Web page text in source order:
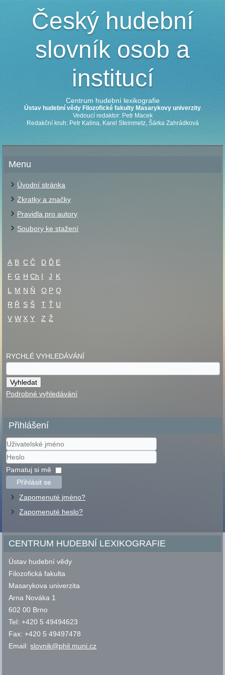
Český hudební
slovník osob a
institucí
Centrum hudební lexikografie
Ústav hudební vědy Filozofické fakulty Masarykovy univerzity
Vedoucí redaktor: Petr Macek
Redakční kruh: Petr Kalina, Karel Steinmetz, Šárka Zahrádková
Menu
Úvodní stránka
Zkratky a značky
Pravidla pro autory
Soubory ke stažení
A B C Č D Ď E
F G H Ch I J K
L
M N Ň O P Q
R Ř S Š T Ť U
V W X Y Z Ž
RYCHLÉ VYHLEDÁVÁNÍ
Podrobné vyhledávání
Přihlášení
Uživatelské
jméno
Heslo
Pamatuj si mě
Přihlásit se
Zapomenuté jméno?
Zapomenuté heslo?
CENTRUM HUDEBNÍ LEXIKOGRAFIE
Ústav hudební vědy
Filozofická fakulta
Masarykova univerzita
Arna Nováka 1
602 00 Brno
Tel: +420 5 49494623
Fax: +420 5 49497478
Email:slovnik@phil.muni.cz